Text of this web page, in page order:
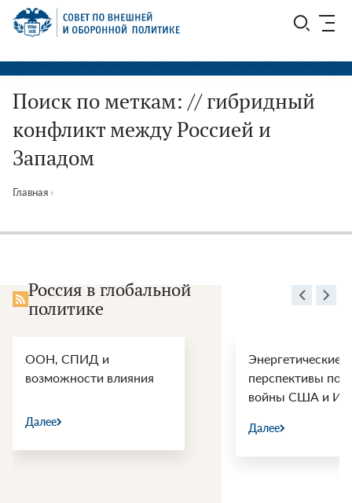
Перейти
СВОП
Поиск по меткам: // гибридный
конфликт между Россией и
Западом
Главная ›
Россия в глобальной
политике
ООН, СПИД и
возможности влияния
Далее
Энергетические
перспективы
войны США и
Далее